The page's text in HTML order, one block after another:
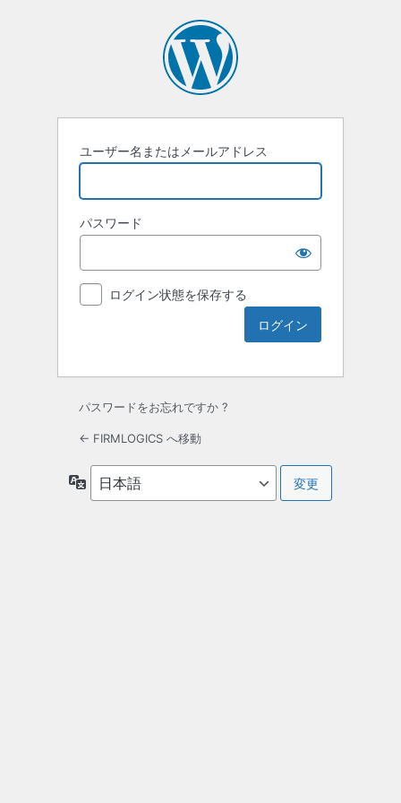
ユーザー名またはメールアドレス
パスワード
ログイン状態を保存する
パスワードをお忘れですか ?
← FIRMLOGICS へ移動
語